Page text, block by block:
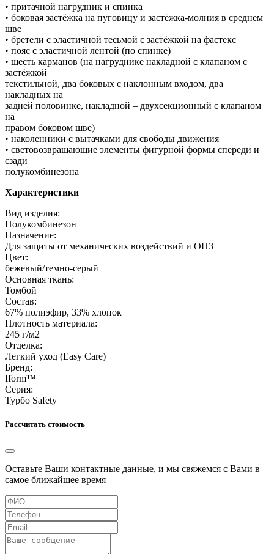
• притачной нагрудник и спинка
• боковая застёжка на пуговицу и застёжка-молния в среднем
шве
• бретели с эластичной тесьмой с застёжкой на фастекс
• пояс с эластичной лентой (по спинке)
• шесть карманов (на нагруднике накладной с клапаном с
застёжкой
текстильной, два боковых с наклонным входом, два
накладных на
задней половинке, накладной – двухсекционный с клапаном
на
правом боковом шве)
• наколенники с вытачками для свободы движения
• световозвращающие элементы фигурной формы спереди и
сзади
полукомбинезона
Характеристики
Вид изделия:
Полукомбинезон
Назначение:
Для защиты от механических воздействий и ОПЗ
Цвет:
бежевый/темно-серый
Основная ткань:
Томбой
Состав:
67% полиэфир, 33% хлопок
Плотность материала:
245 г/м2
Отделка:
Легкий уход (Easy Care)
Бренд:
Iform™
Серия:
Турбо Safety
Рассчитать стоимость
Оставьте Ваши контактные данные, и мы свяжемся с Вами в
самое ближайшее время